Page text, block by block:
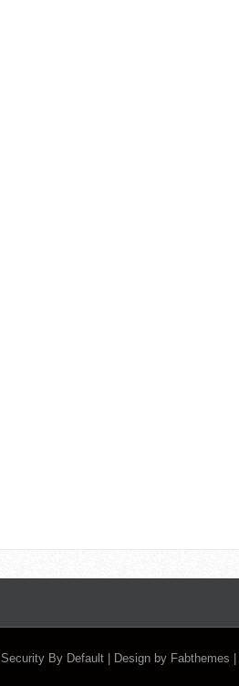
Security By Default | Design by Fabthemes